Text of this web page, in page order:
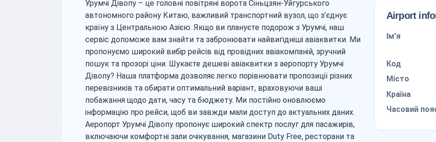
Урумчі Дівопу – це головні повітряні ворота Сіньцзян-Уйгурського
автономного району Китаю, важливий транспортний вузол, що з’єднує
країну з Центральною Азією. Якщо ви плануєте подорож з Урумчі, наш
сервіс допоможе вам знайти та забронювати найвигідніші авіаквитки. Ми
пропонуємо широкий вибір рейсів від провідних авіакомпаній, зручний
пошук та прозорі ціни. Шукаєте дешеві авіаквитки з аеропорту Урумчі
Дівопу? Наша платформа дозволяє легко порівнювати пропозиції різних
перевізників та обирати оптимальний варіант, враховуючи ваші
побажання щодо дати, часу та бюджету. Ми постійно оновлюємо
інформацію про рейси, щоб ви завжди мали доступ до актуальних даних.
Аеропорт Урумчі Дівопу пропонує широкий спектр послуг для пасажирів,
включаючи комфортні зали очікування, магазини Duty Free, ресторани та
Airport
Ім'я
Код
Місто
Країна
Часовий